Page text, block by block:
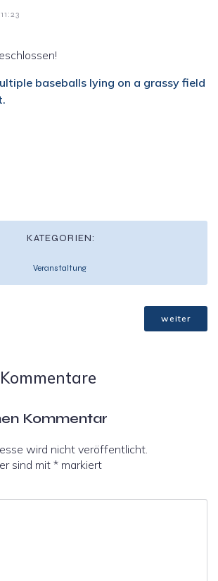
11:23
KATEGORIEN:
Veranstaltung
weiter
Kommentar
wird nicht veröffentlicht.
sind mit * markiert